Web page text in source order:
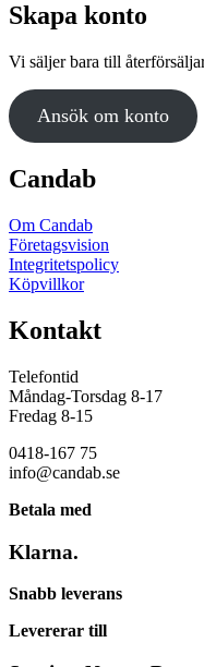
Skapa konto
Vi säljer bara till
Ansök om konto
Candab
Om Candab
Företagsvision
Integritetspolicy
Köpvillkor
Kontakt
Telefontid
Måndag-Torsdag 8-17
Fredag 8-15
0418-167 75
info@candab.se
Betala med
Klarna.
Snabb leverans
Levererar till